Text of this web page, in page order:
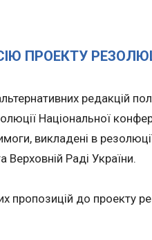
ПРОЕКТУ
редакцій
Національної
викладені в
Верховній Раді України.
пропозицій до проекту